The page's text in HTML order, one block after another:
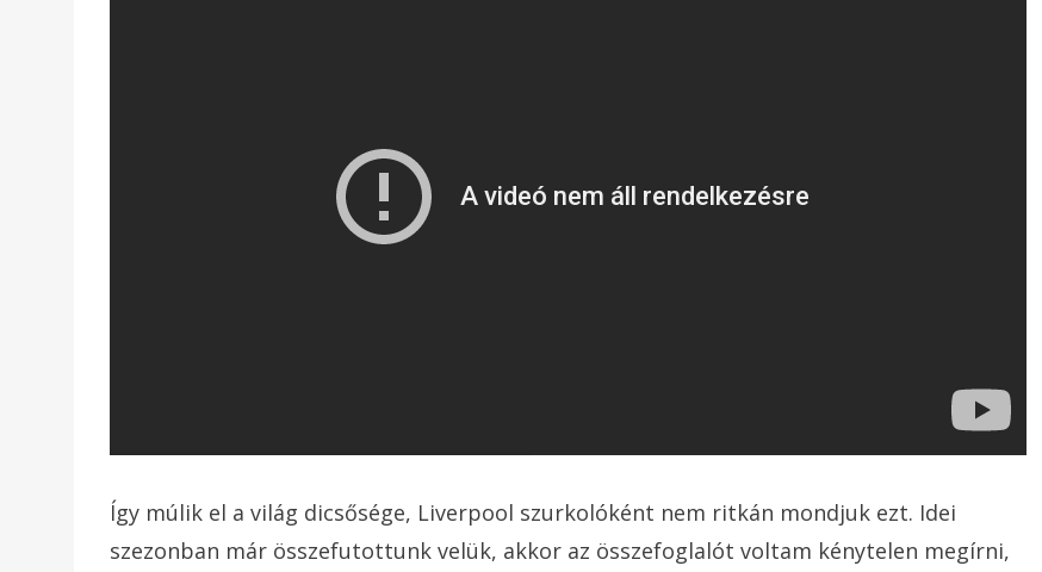
Így múlik el a világ dicsősége, Liverpool szurkolóként nem ritkán mondjuk ezt. Idei
szezonban már összefutottunk velük, akkor az összefoglalót voltam kénytelen megírni,